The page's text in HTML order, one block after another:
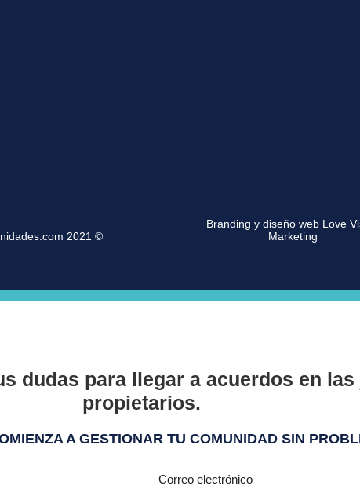
2021 ©
Branding y diseño web Love
Marketing
dudas para llegar a acuerdos en
propietarios.
A GESTIONAR TU COMUNIDAD SIN